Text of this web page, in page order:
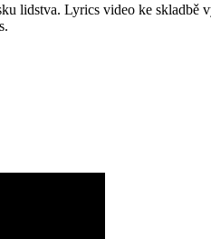
lidstva. Lyrics video ke